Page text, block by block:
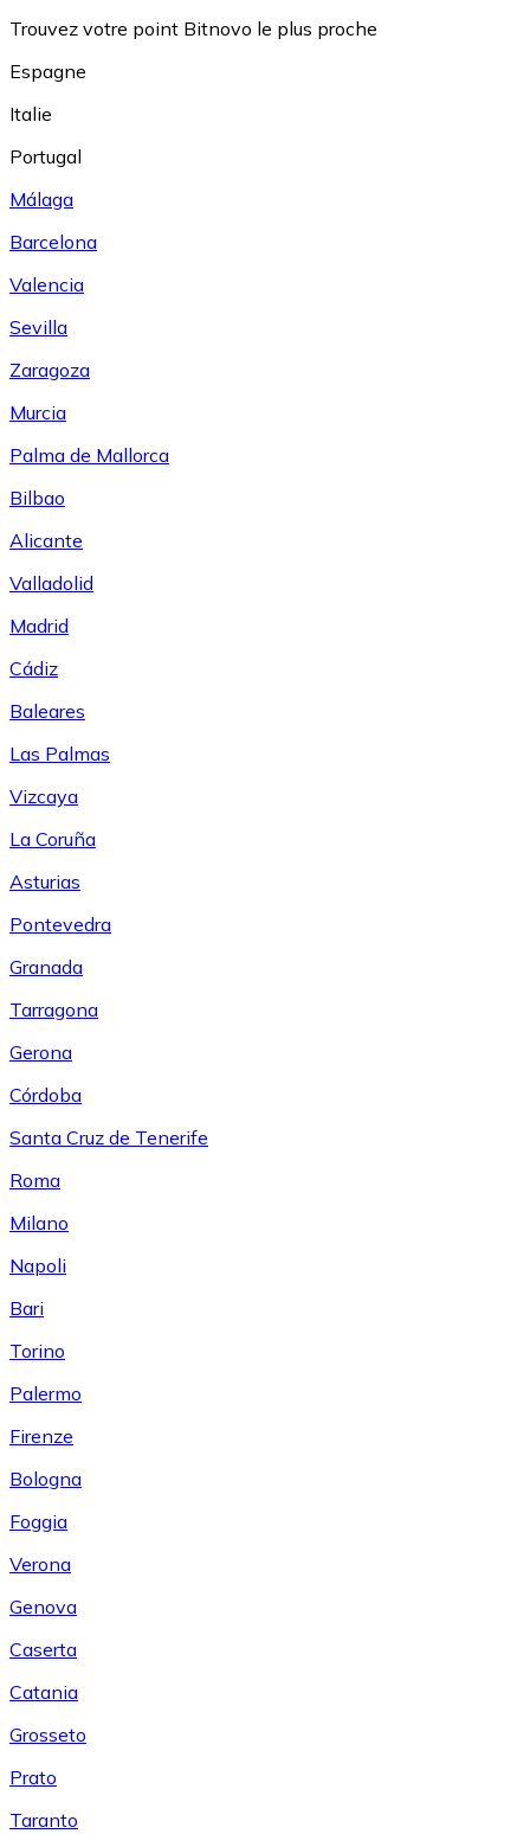
Trouvez votre point Bitnovo le plus proche
Espagne
Italie
Portugal
Málaga
Barcelona
Valencia
Sevilla
Zaragoza
Murcia
Palma de Mallorca
Bilbao
Alicante
Valladolid
Madrid
Cádiz
Baleares
Las Palmas
Vizcaya
La Coruña
Asturias
Pontevedra
Granada
Tarragona
Gerona
Córdoba
Santa Cruz de Tenerife
Roma
Milano
Napoli
Bari
Torino
Palermo
Firenze
Bologna
Foggia
Verona
Genova
Caserta
Catania
Grosseto
Prato
Taranto